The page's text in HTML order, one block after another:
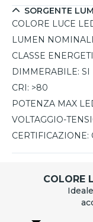
SORGENTE
COLORE LUCE
LUMEN
CLASSE
DIMMERABILE: SI
CRI: >80
POTENZA MAX
VOLTAGGIO-
CERTIFICAZIONE:
COLORE